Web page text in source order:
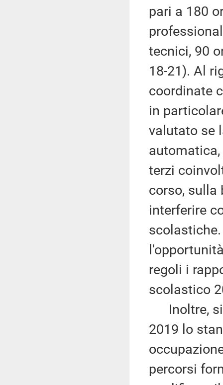
pari a 180
tecnici, 90
18-21). Al
coordinate
in
valutato se
terzi
corso, sulla
interferire
regoli i
scolastico
Inoltre, si
2019 lo
percorsi